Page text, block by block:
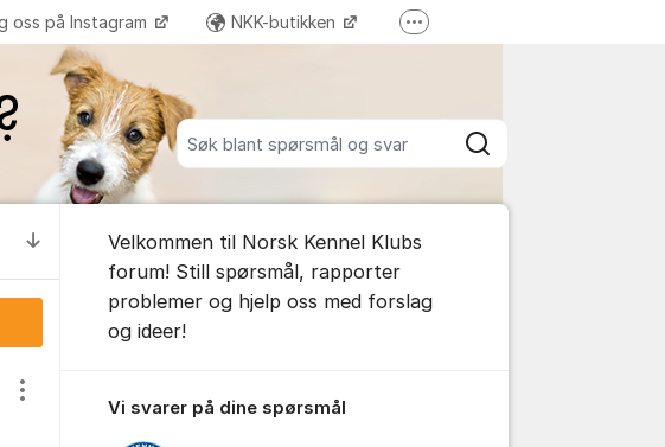
Søk blant alle innlegg
Søk
oss på Instagram NKK-butikken Flere supportlenker
Til seneste kommentar
Vis/skjul innstillinger for innlegg/kommentarer
Velkommen til Norsk Kennel Klubs
forum! Still spørsmål, rapporter
problemer og hjelp oss med forslag
og ideer!
Vi svarer på dine spørsmål